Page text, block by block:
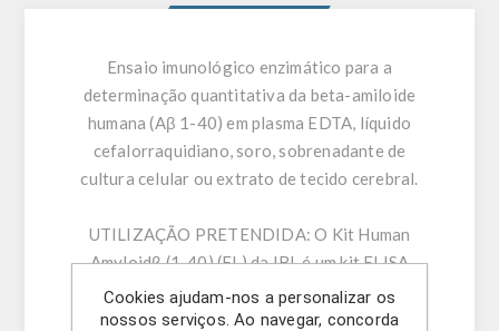
Ensaio imunológico enzimático para a
determinação quantitativa da beta-amiloide
humana (Aβ 1-40) em plasma EDTA, líquido
cefalorraquidiano, soro, sobrenadante de
cultura celular ou extrato de tecido cerebral.
UTILIZAÇÃO PRETENDIDA: O Kit Human
Amyloidβ (1-40) (FL) da IBL é um kit ELISA
destinado à determinação quantitativa da Aβ
humana (1-40) em plasma EDTA, líquido
Cookies ajudam-nos a personalizar os
nossos serviços. Ao navegar, concorda